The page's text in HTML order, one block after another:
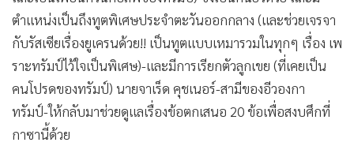
หลังจากกล่าวคำปราศรัยที่สมัชชาใหญ่สหประชาชาติได้ไม่กี่วัน
ทรัมป์ก็ได้ต้อนรับนายกฯ อิสราเอลที่ทำเนียบขาว หลังจากนา
ยกฯ เนทันยาฮู ได้ไปกล่าวปราศรัยที่สมัชชาใหญ่ยูเอ็นเรียบร้อย
แล้ว การพบกันครั้งนี้นับเป็นครั้งที่ 4 ที่เนทันยาฮูมาทำเนียบขาว
(ในเวลาแค่ 8 เดือน! นับว่าถี่มาก) เพราะทรัมป์จะต้องทั้งขู่ทั้ง
ปลอบเนทันยาฮู
เพื่อหาทางสงบศึกที่กาซา